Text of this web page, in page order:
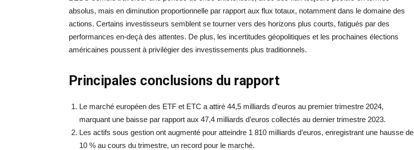
absolus, mais en diminution proportionnelle par rapport aux flux totaux, notamment dans le domaine des
actions. Certains investisseurs semblent se tourner vers des horizons plus courts, fatigués par des
performances en-deçà des attentes. De plus, les incertitudes géopolitiques et les prochaines élections
américaines poussent à privilégier des investissements plus traditionnels.
Principales conclusions du rapport
Le marché européen des ETF et ETC a attiré 44,5 milliards d’euros au premier trimestre 2024,
marquant une baisse par rapport aux 47,4 milliards d’euros collectés au dernier trimestre 2023.
Les actifs sous gestion ont augmenté pour atteindre 1 810 milliards d’euros, enregistrant une hausse de
10 % au cours du trimestre, un record pour le marché.